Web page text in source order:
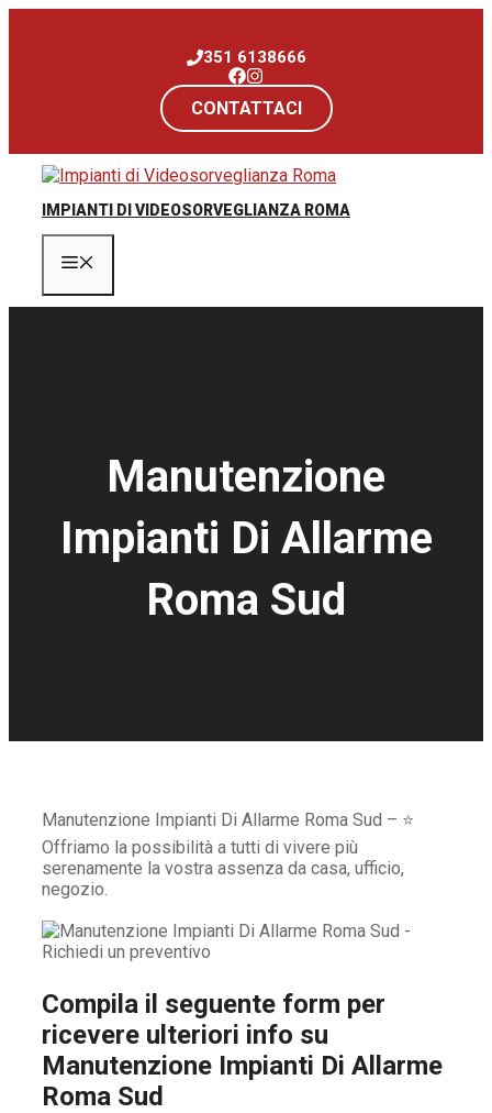
351 6138666
CONTATTACI
IMPIANTI DI VIDEOSORVEGLIANZA ROMA
Manutenzione
Impianti Di Allarme
Roma Sud
Manutenzione Impianti Di Allarme Roma Sud – ⭐
Offriamo la possibilità a tutti di vivere più
serenamente la vostra assenza da casa, ufficio,
negozio.
Compila il seguente form per
ricevere ulteriori info su
Manutenzione Impianti Di Allarme
Roma Sud